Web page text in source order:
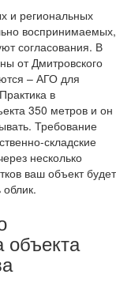
и региональных
воспринимаемых,
согласования. В
от Дмитровского
– АГО для
в
350 метров и он
Требование
складские
несколько
ваш объект будет
объекта